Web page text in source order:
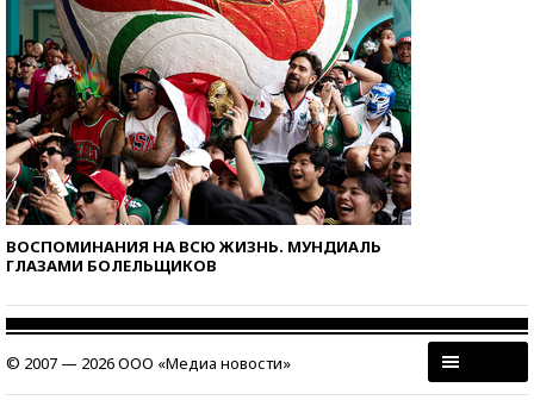
ВОСПОМИНАНИЯ НА ВСЮ ЖИЗНЬ. МУНДИАЛЬ
ГЛАЗАМИ БОЛЕЛЬЩИКОВ
© 2007 — 2026 ООО «Медиа новости»